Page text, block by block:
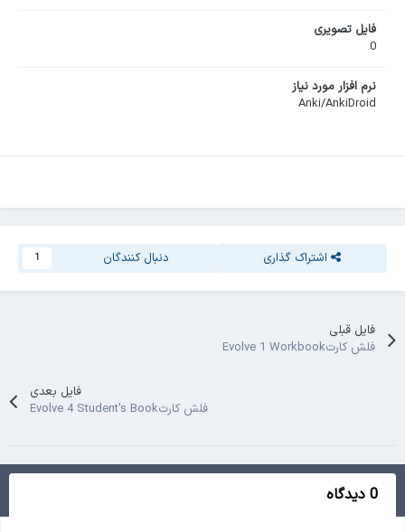
فایل تصویری
0
نرم افزار مورد نیاز
Anki/AnkiDroid
اشتراک گذاری دنبال کنندگان 1
فایل قبلی
فلش کارتEvolve 1 Workbook
فایل بعدی
فلش کارتEvolve 4 Student's Book
0 دیدگاه